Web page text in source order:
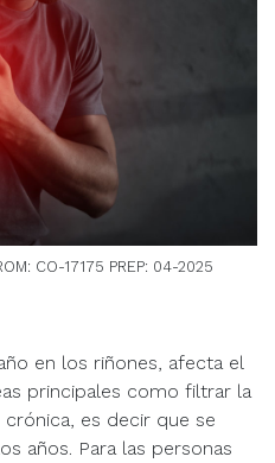
CO-17175 PREP: 04-2025
en los riñones, afecta el
principales como filtrar la
crónica, es decir que se
años. Para las personas